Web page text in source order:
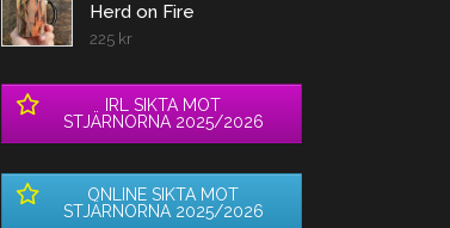
Herd on Fire
225 kr
IRL SIKTA MOT
STJÄRNORNA 2025/2026
ONLINE SIKTA MOT
STJÄRNORNA 2025/2026